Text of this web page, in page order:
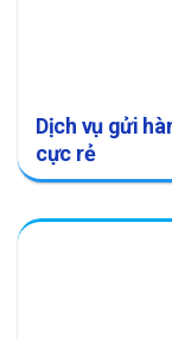
Dịch vụ gửi
cực rẻ